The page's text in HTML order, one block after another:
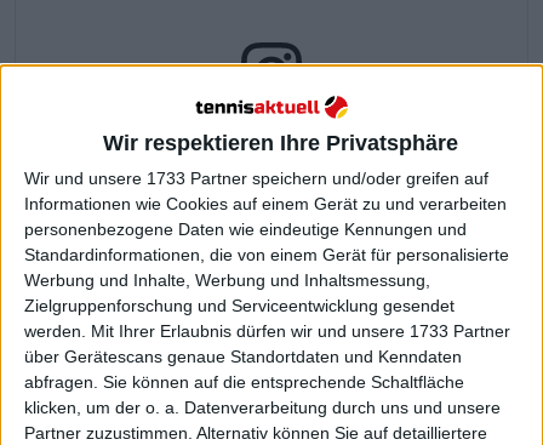
Wir respektieren Ihre Privatsphäre
Wir und unsere 1733 Partner speichern und/oder greifen auf
Informationen wie Cookies auf einem Gerät zu und verarbeiten
personenbezogene Daten wie eindeutige Kennungen und
Standardinformationen, die von einem Gerät für personalisierte
Werbung und Inhalte, Werbung und Inhaltsmessung,
Zielgruppenforschung und Serviceentwicklung gesendet
werden.
Mit Ihrer Erlaubnis dürfen wir und unsere 1733 Partner
über Gerätescans genaue Standortdaten und Kenndaten
abfragen. Sie können auf die entsprechende Schaltfläche
klicken, um der o. a. Datenverarbeitung durch uns und unsere
Partner zuzustimmen. Alternativ können Sie auf detailliertere
Ver esta publicación en Instagram
Una publicación compartida de Credit One Charleston Open (@creditonecharlestonopen)